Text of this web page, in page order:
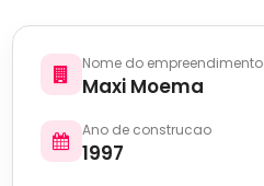
Nome do empreendimento
Maxi Moema
Ano de construcao
1997